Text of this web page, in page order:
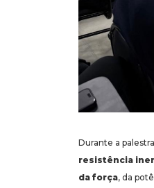
Durante a
resistência
da força, da